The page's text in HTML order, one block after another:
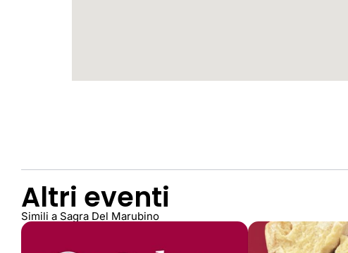
Altri eventi
Simili a Sagra Del Marubino